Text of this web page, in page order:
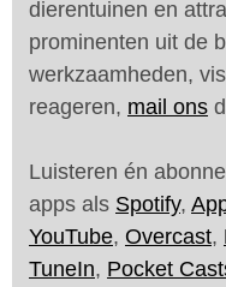
dierentuinen en
prominenten uit de
werkzaamheden,
reageren, mail ons
Luisteren én
apps als Spotify,
YouTube, Overcast,
TuneIn, Pocket